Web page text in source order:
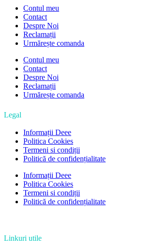
Contul meu
Contact
Despre Noi
Reclamații
Urmărește comanda
Contul meu
Contact
Despre Noi
Reclamații
Urmărește comanda
Legal
Informații Deee
Politica Cookies
Termeni si condiții
Politică de confidențialitate
Informații Deee
Politica Cookies
Termeni si condiții
Politică de confidențialitate
Linkuri utile